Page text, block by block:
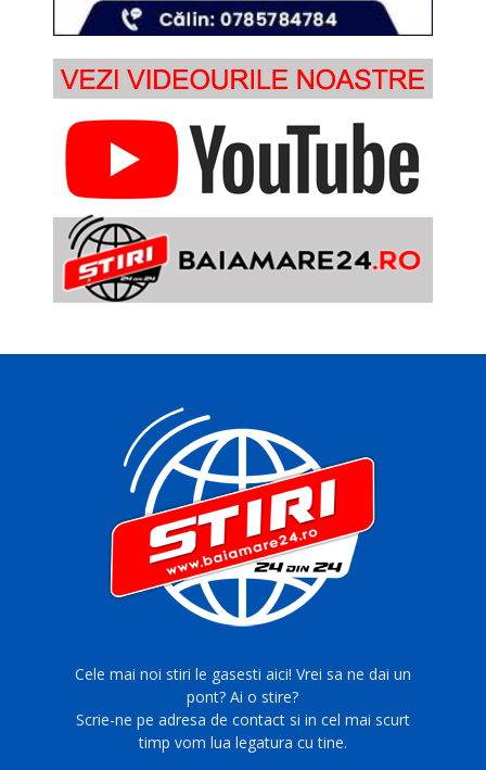
Cele mai noi stiri le gasesti aici! Vrei sa ne dai un
pont? Ai o stire?
Scrie-ne pe adresa de contact si in cel mai scurt
timp vom lua legatura cu tine.